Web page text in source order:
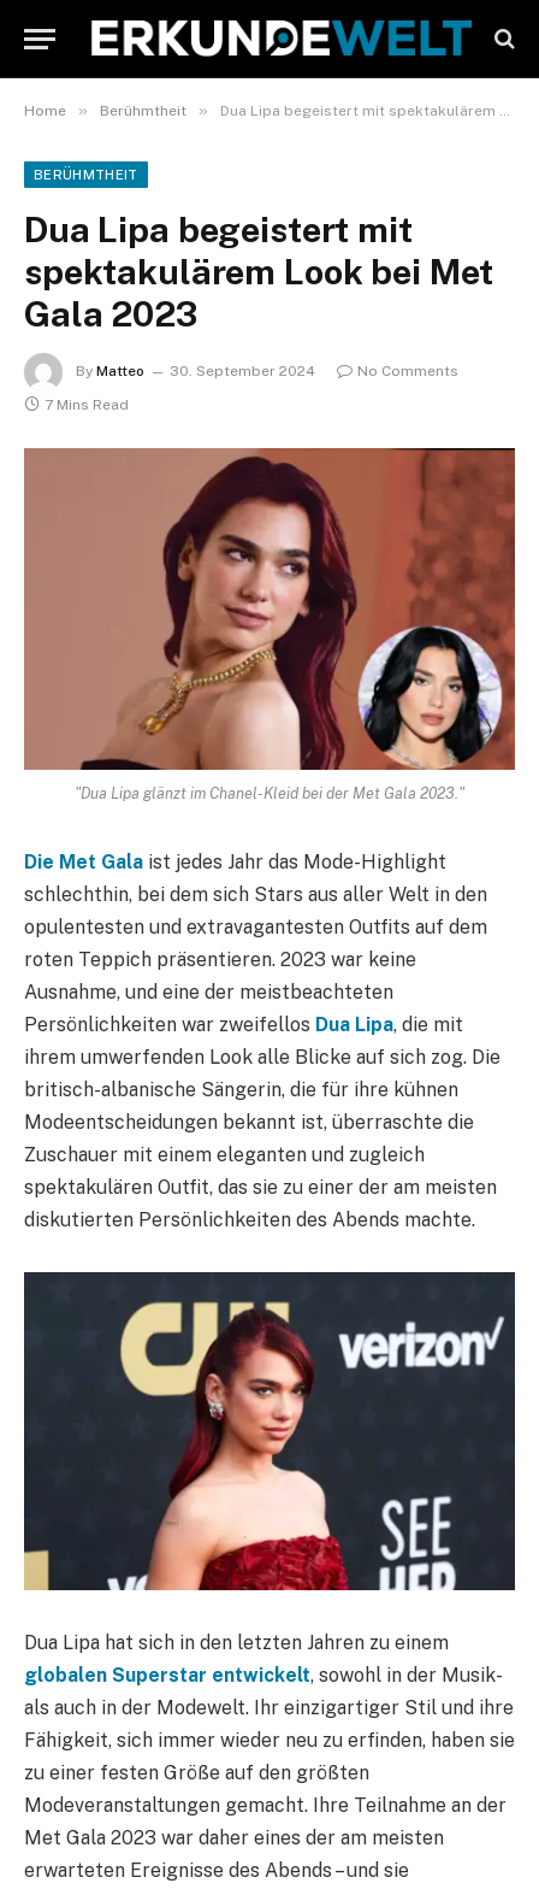
Home » Berühmtheit » Dua Lipa begeistert mit spektakulärem Look bei Met Gala 2023
BERÜHMTHEIT
Dua Lipa begeistert mit
spektakulärem Look bei Met
Gala 2023
By Matteo 30. September 2024
No Comments
7 Mins Read
"Dua Lipa glänzt im Chanel-Kleid bei der Met Gala 2023."
Die Met Gala ist jedes Jahr das Mode-Highlight
schlechthin, bei dem sich Stars aus aller Welt in den
opulentesten und extravagantesten Outfits auf dem
roten Teppich präsentieren. 2023 war keine
Ausnahme, und eine der meistbeachteten
Persönlichkeiten war zweifellos Dua Lipa, die mit
ihrem umwerfenden Look alle Blicke auf sich zog. Die
britisch-albanische Sängerin, die für ihre kühnen
Modeentscheidungen bekannt ist, überraschte die
Zuschauer mit einem eleganten und zugleich
spektakulären Outfit, das sie zu einer der am meisten
diskutierten Persönlichkeiten des Abends machte.
Dua Lipa hat sich in den letzten Jahren zu einem
globalen Superstar entwickelt, sowohl in der Musik-
als auch in der Modewelt. Ihr einzigartiger Stil und ihre
Fähigkeit, sich immer wieder neu zu erfinden, haben sie
zu einer festen Größe auf den größten
Modeveranstaltungen gemacht. Ihre Teilnahme an der
Met Gala 2023 war daher eines der am meisten
erwarteten Ereignisse des Abends – und sie